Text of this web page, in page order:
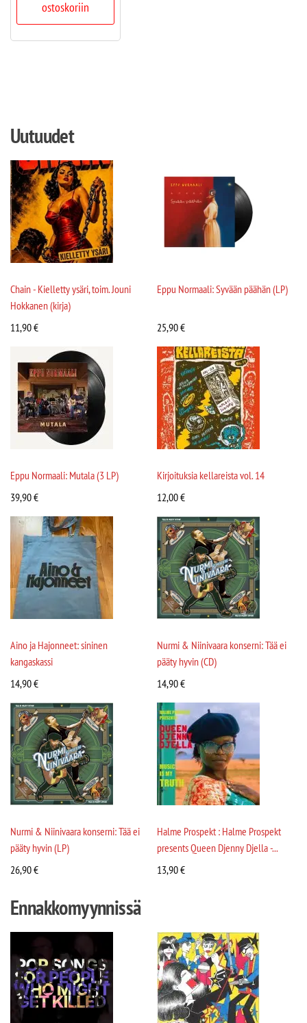
ostoskoriin
Uutuudet
Chain - Kielletty ysäri, toim. Jouni
Hokkanen (kirja)
11,90€
Eppu Normaali: Syvään päähän (LP)
25,90€
Eppu Normaali: Mutala (3 LP)
39,90€
Kirjoituksia kellareista vol. 14
12,00€
Aino ja Hajonneet: sininen
kangaskassi
14,90€
Nurmi & Niinivaara konserni: Tää ei
pääty hyvin (CD)
14,90€
Nurmi & Niinivaara konserni: Tää ei
pääty hyvin (LP)
26,90€
Halme Prospekt : Halme Prospekt
presents Queen Djenny Djella -...
13,90€
Ennakkomyynnissä